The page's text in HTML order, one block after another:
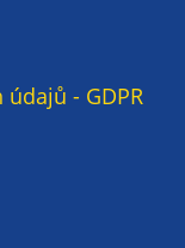
- GDPR